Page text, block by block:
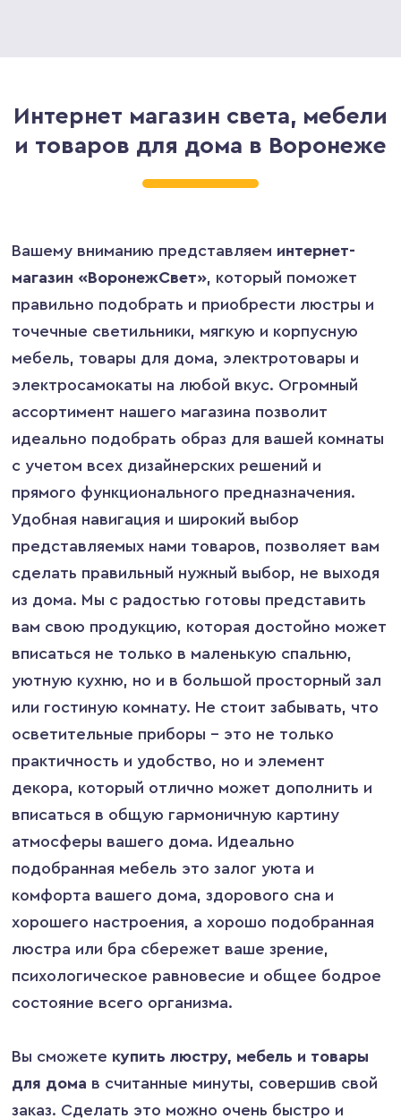
Интернет магазин света, мебели
и товаров для дома в Воронеже
Вашему вниманию представляем интернет-
магазин «ВоронежCвет» , который поможет
правильно подобрать и приобрести люстры и
точечные светильники, мягкую и корпусную
мебель, товары для дома, электротовары и
электросамокаты на любой вкус. Огромный
ассортимент нашего магазина позволит
идеально подобрать образ для вашей комнаты
с учетом всех дизайнерских решений и
прямого функционального предназначения.
Удобная навигация и широкий выбор
представляемых нами товаров, позволяет вам
сделать правильный нужный выбор, не выходя
из дома. Мы с радостью готовы представить
вам свою продукцию, которая достойно может
вписаться не только в маленькую спальню,
уютную кухню, но и в большой просторный зал
или гостиную комнату. Не стоит забывать, что
осветительные приборы – это не только
практичность и удобство, но и элемент
декора, который отлично может дополнить и
вписаться в общую гармоничную картину
атмосферы вашего дома. Идеально
подобранная мебель это залог уюта и
комфорта вашего дома, здорового сна и
хорошего настроения, а хорошо подобранная
люстра или бра сбережет ваше зрение,
психологическое равновесие и общее бодрое
состояние всего организма.
Вы сможете купить люстру, мебель и товары
для дома в считанные минуты, совершив свой
заказ. Сделать это можно очень быстро и